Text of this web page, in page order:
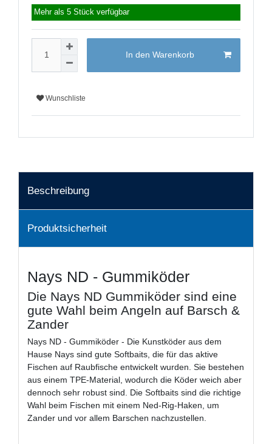
Mehr als 5 Stück verfügbar
In den Warenkorb
Wunschliste
Beschreibung
Produktsicherheit
Nays ND - Gummiköder
Die Nays ND Gummiköder sind eine
gute Wahl beim Angeln auf Barsch &
Zander
Nays ND - Gummiköder - Die Kunstköder aus dem
Hause Nays sind gute Softbaits, die für das aktive
Fischen auf Raubfische entwickelt wurden. Sie bestehen
aus einem TPE-Material, wodurch die Köder weich aber
dennoch sehr robust sind. Die Softbaits sind die richtige
Wahl beim Fischen mit einem Ned-Rig-Haken, um
Zander und vor allem Barschen nachzustellen.